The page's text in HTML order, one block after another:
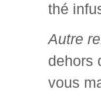
thé
Autre
dehors
vous